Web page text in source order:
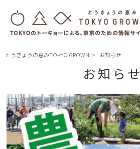
とうきょうの恵みTOKYO GROWN お知らせ
お知らせ